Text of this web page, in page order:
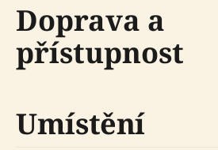
Doprava a
přístupnost
Umístění